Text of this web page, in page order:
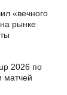
«вечного
рынке
2026 по
матчей